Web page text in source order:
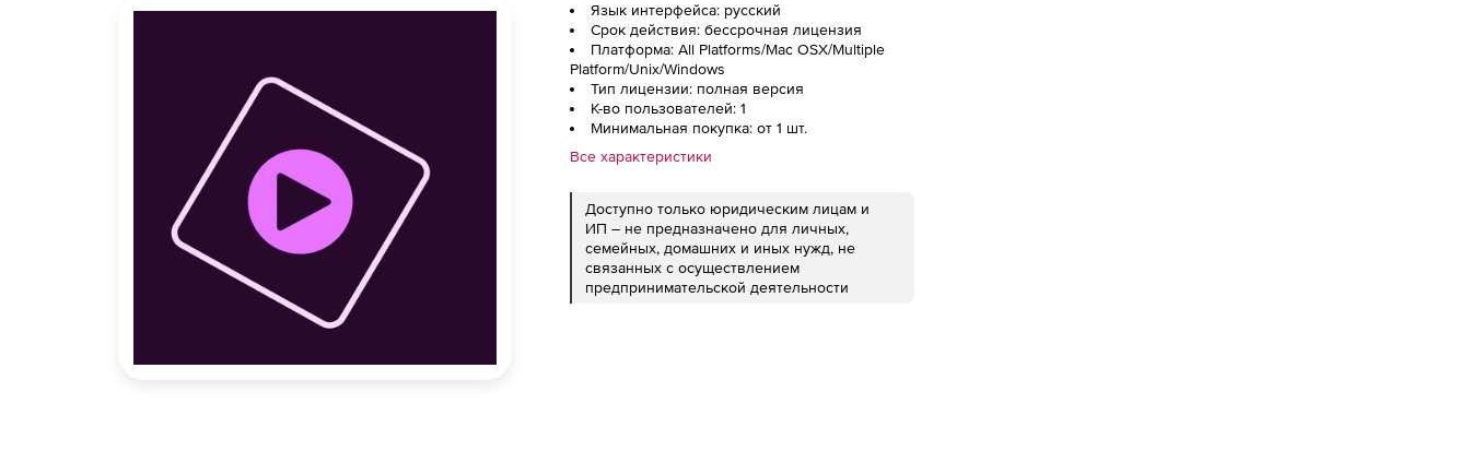
Язык интерфейса: русский
Срок действия: бессрочная лицензия
Платформа: All Platforms/Mac OSX/Multiple
Platform/Unix/Windows
Тип лицензии: полная версия
К-во пользователей: 1
Минимальная покупка: от 1 шт.
Все характеристики
Доступно только юридическим лицам и
ИП – не предназначено для личных,
семейных, домашних и иных нужд, не
связанных с осуществлением
предпринимательской деятельности